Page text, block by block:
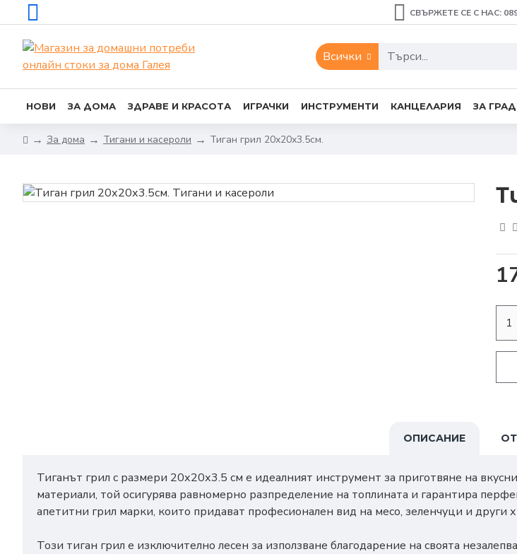
СВЪРЖЕТЕ СЕ С НАС:
Всички
НОВИ ЗА ДОМА ЗДРАВЕ И КРАСОТА ИГРАЧКИ ИНСТРУМЕНТИ КАНЦЕЛАРИЯ ЗА
За дома Тигани и касероли Тиган грил 20х20х3.5см.
ОПИСАНИЕ
Тиганът грил с размери 20х20х3.5 см е идеалният инструмент за приготвяне на
материали, той осигурява равномерно разпределение на топлината и гарантира
апетитни грил марки, които придават професионален вид на месо, зеленчуци и други
Този тиган грил е изключително лесен за използване благодарение на своята